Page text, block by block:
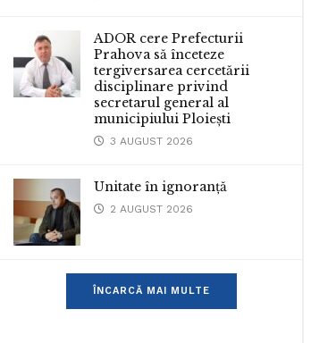
ADOR cere Prefecturii
Prahova să înceteze
tergiversarea cercetării
disciplinare privind
secretarul general al
municipiului Ploiești
3 AUGUST 2026
Unitate în ignoranță
2 AUGUST 2026
ÎNCARCĂ MAI MULTE